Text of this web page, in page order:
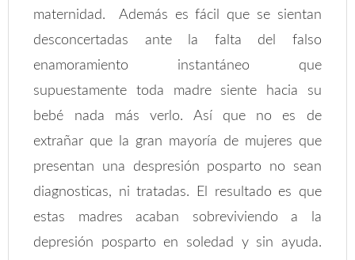
maternidad. Además es fácil que se sientan
desconcertadas ante la falta del falso
enamoramiento instantáneo que
supuestamente toda madre siente hacia su
bebé nada más verlo. Así que no es de
extrañar que la gran mayoría de mujeres que
presentan una despresión posparto no sean
diagnosticas, ni tratadas. El resultado es que
estas madres acaban sobreviviendo a la
depresión posparto en soledad y sin ayuda.